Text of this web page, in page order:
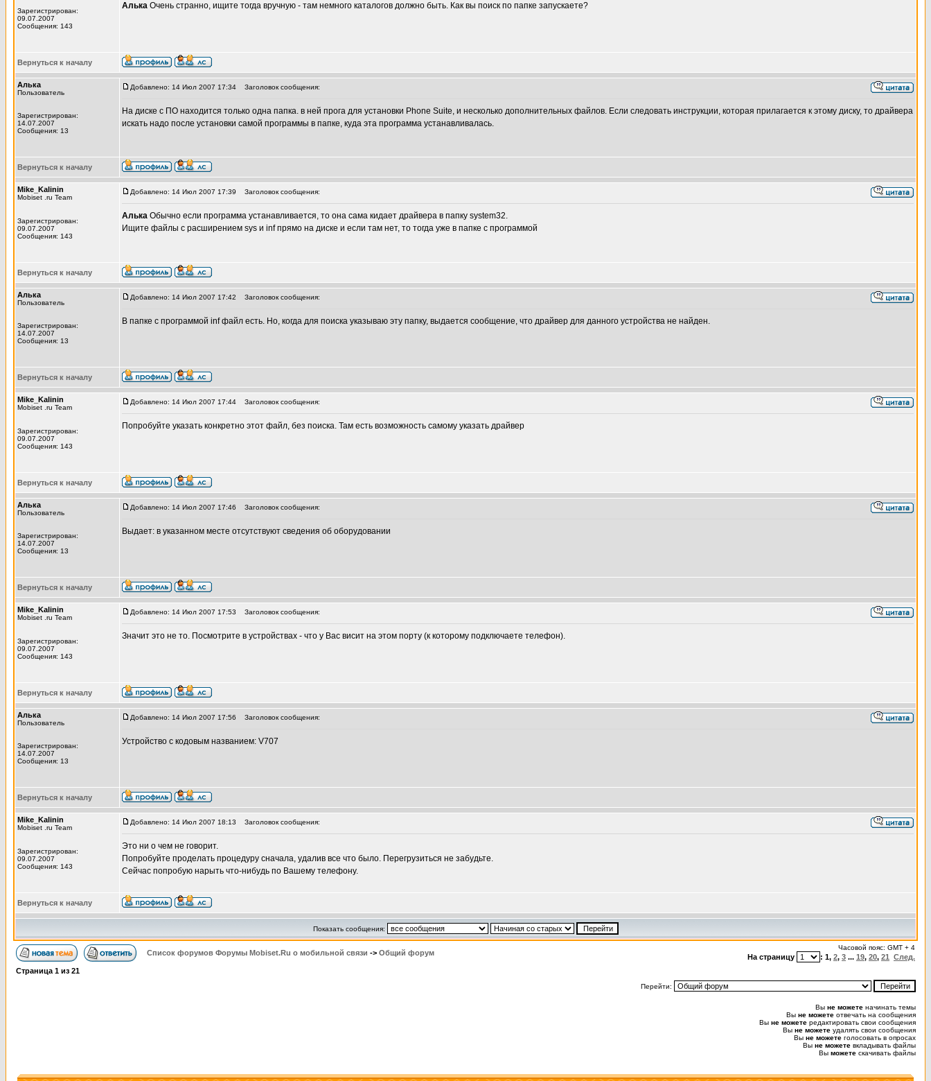
Зарегистрирован:
09.07.2007
Сообщения: 143
Алька Очень странно, ищите тогда вручную - там немного каталогов должно быть. Как вы поиск по папке запускаете?
Вернуться к началу
Алька
Пользователь
Зарегистрирован:
14.07.2007
Сообщения: 13
Добавлено: 14 Июл 2007 17:34 Заголовок сообщения:
На диске с ПО находится только одна папка. в ней прога для установки Phone Suite, и несколько дополнительных файлов. Если следовать инструкции, которая прилагается к этому диску, то драйвера
искать надо после установки самой программы в папке, куда эта программа устанавливалась.
Вернуться к началу
Mike_Kalinin
Mobiset .ru Team
Зарегистрирован:
09.07.2007
Сообщения: 143
Добавлено: 14 Июл 2007 17:39 Заголовок сообщения:
Алька Обычно если программа устанавливается, то она сама кидает драйвера в папку system32.
Ищите файлы с расширением sys и inf прямо на диске и если там нет, то тогда уже в папке с программой
Вернуться к началу
Алька
Пользователь
Зарегистрирован:
14.07.2007
Сообщения: 13
Добавлено: 14 Июл 2007 17:42 Заголовок сообщения:
В папке с программой inf файл есть. Но, когда для поиска указываю эту папку, выдается сообщение, что драйвер для данного устройства не найден.
Вернуться к началу
Mike_Kalinin
Mobiset .ru Team
Зарегистрирован:
09.07.2007
Сообщения: 143
Добавлено: 14 Июл 2007 17:44 Заголовок сообщения:
Попробуйте указать конкретно этот файл, без поиска. Там есть возможность самому указать драйвер
Вернуться к началу
Алька
Пользователь
Зарегистрирован:
14.07.2007
Сообщения: 13
Добавлено: 14 Июл 2007 17:46 Заголовок сообщения:
Выдает: в указанном месте отсутствуют сведения об оборудовании
Вернуться к началу
Mike_Kalinin
Mobiset .ru Team
Зарегистрирован:
09.07.2007
Сообщения: 143
Добавлено: 14 Июл 2007 17:53 Заголовок сообщения:
Значит это не то. Посмотрите в устройствах - что у Вас висит на этом порту (к которому подключаете телефон).
Вернуться к началу
Алька
Пользователь
Зарегистрирован:
14.07.2007
Сообщения: 13
Добавлено: 14 Июл 2007 17:56 Заголовок сообщения:
Устройство с кодовым названием: V707
Вернуться к началу
Mike_Kalinin
Mobiset .ru Team
Зарегистрирован:
09.07.2007
Сообщения: 143
Добавлено: 14 Июл 2007 18:13 Заголовок сообщения:
Это ни о чем не говорит.
Попробуйте проделать процедуру сначала, удалив все что было. Перегрузиться не забудьте.
Сейчас попробую нарыть что-нибудь по Вашему телефону.
Вернуться к началу
Показать сообщения:
Список форумов Форумы Mobiset.Ru о мобильной связи -> Общий форум
Часовой пояс: GMT + 4
На страницу : 1, 2, 3 ... 19, 20, 21 След.
Страница 1 из 21
Перейти:
Вы не можете начинать темы
Вы не можете отвечать на сообщения
Вы не можете редактировать свои сообщения
Вы не можете удалять свои сообщения
Вы не можете голосовать в опросах
Вы не можете вкладывать файлы
Вы можете скачивать файлы